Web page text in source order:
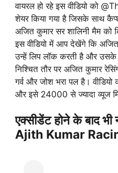
वायरल हो रहे इस वीडियो को
शेयर किया गया है जिसके साथ
अजित कुमार सर शालिनी मैम
इस वीडियो में आप देखेंगे कि अजित
उन्हें लिप लॉक करती है और
निश्चित तौर पर अजित कुमार
गर्व और जोश भरा पल है।
और इसे 24000 से ज्यादा व्यूज
एक्सीडेंट होने के बाद
Ajith Kumar